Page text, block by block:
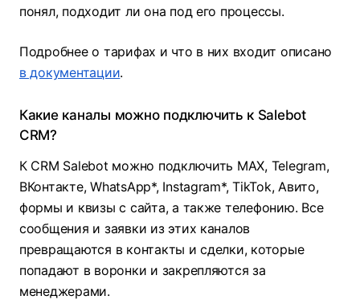
понял, подходит ли она под его процессы.
Подробнее о тарифах и что в них входит описано
в документации.
Какие каналы можно подключить к Salebot
CRM?
К CRM Salebot можно подключить MAX, Telegram,
ВКонтакте, WhatsApp*, Instagram*, TikTok, Авито,
формы и квизы с сайта, а также телефонию. Все
сообщения и заявки из этих каналов
превращаются в контакты и сделки, которые
попадают в воронки и закрепляются за
менеджерами.